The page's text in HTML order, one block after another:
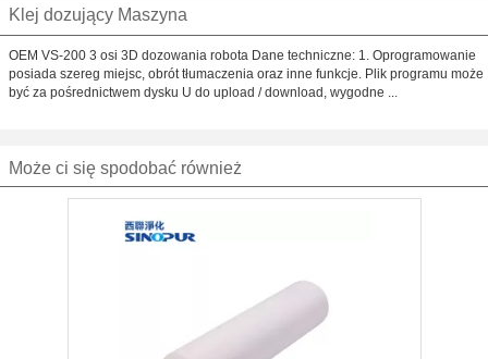
Klej dozujący Maszyna
OEM VS-200 3 osi 3D dozowania robota Dane techniczne: 1. Oprogramowanie
posiada szereg miejsc, obrót tłumaczenia oraz inne funkcje. Plik programu może
być za pośrednictwem dysku U do upload / download, wygodne ...
Może ci się spodobać również